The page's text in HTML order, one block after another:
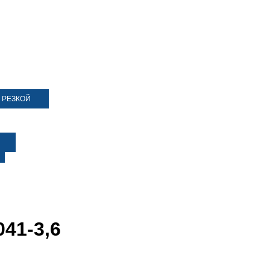
3,6